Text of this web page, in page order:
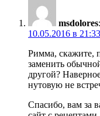
msdolores:
10.05.2016 в 21:33
Римма, скажите,
заменить
другой?
нутовую не
Спасибо, вам за